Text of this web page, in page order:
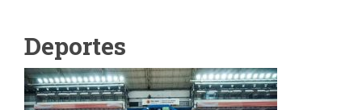
Deportes